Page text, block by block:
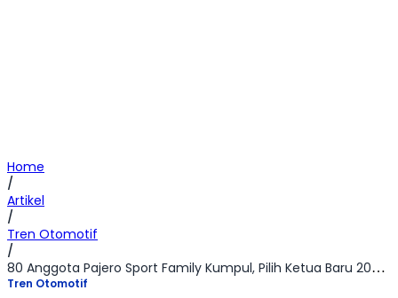
Home
/
Artikel
/
Tren Otomotif
/
80 Anggota Pajero Sport Family Kumpul, Pilih Ketua Baru 2022-2025
Tren Otomotif